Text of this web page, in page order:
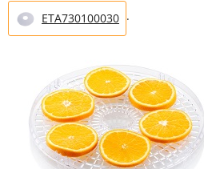
ETA730100030 .